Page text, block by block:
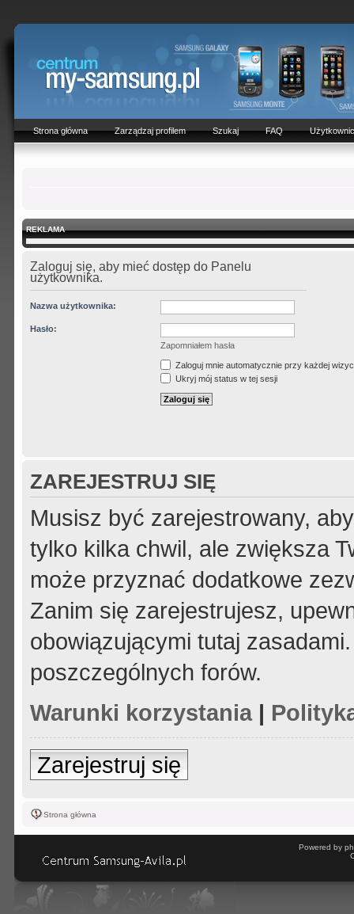
Strona główna Zarządzaj profilem Szukaj FAQ
REKLAMA
Zaloguj się, aby mieć dostęp do Panelu
użytkownika.
Nazwa użytkownika:
Hasło:
Zapomniałem hasła
Zaloguj mnie automatycznie przy każdej
Ukryj mój status w tej sesji
ZAREJESTRUJ SIĘ
Musisz być zarejestrowany,
tylko kilka chwil, ale zwiększa
może przyznać dodatkowe
Zanim się zarejestrujesz,
obowiązującymi tutaj
poszczególnych forów.
Warunki korzystania|
Zarejestruj się
Strona główna
Powered by